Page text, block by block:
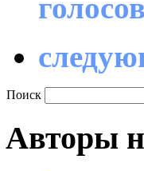
Поиск
Авторы